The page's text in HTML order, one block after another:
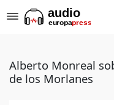
Alberto Monreal
de los Morlanes